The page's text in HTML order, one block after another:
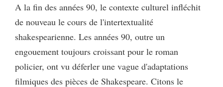
A la fin des années 90, le contexte culturel infléchit
de nouveau le cours de l'intertextualité
shakespearienne. Les années 90, outre un
engouement toujours croissant pour le roman
policier, ont vu déferler une vague d'adaptations
filmiques des pièces de Shakespeare. Citons le